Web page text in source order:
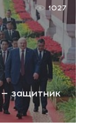
— защитник
1027